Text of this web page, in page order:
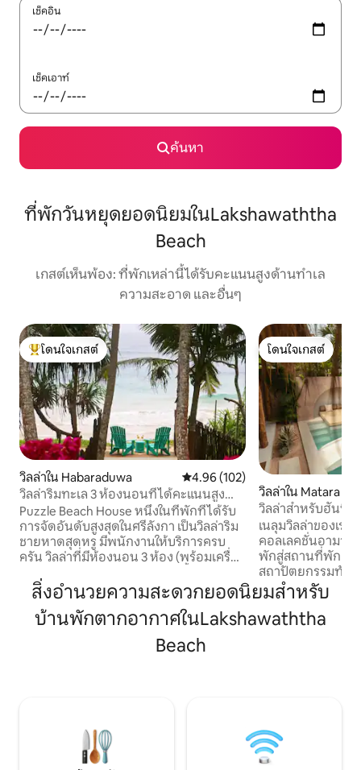
เช็คอิน
เช็คเอาท์
ค้นหา
ที่พักวันหยุดยอดนิยมในLakshawaththa
Beach
เกสต์เห็นพ้อง: ที่พักเหล่านี้ได้รับคะแนนสูงด้านทำเล
ความสะอาด และอื่นๆ
โดนใจเกสต์ที่สุด
โดนใจเกสต์
วิลล่าใน Habaraduwa คะแนนเฉลี่ย 4.96 จาก 5, 102 รีวิว
4.96 (102)
วิลล่าริมทะเล 3 ห้องนอนที่ได้คะแนนสูง
พร้อมเชฟและพนักงาน
Puzzle Beach House หนึ่งในที่พักที่ได้รับ
การจัดอันดับสูงสุดในศรีลังกา เป็นวิลล่าริม
ชายหาดสุดหรู มีพนักงานให้บริการครบ
ครัน วิลล่าที่มีห้องนอน 3 ห้อง (พร้อมเครื่อง
พร้อมอาหารเช้าฟรี ที่พักสุดพิเศษนี้เป็น
หนึ่งในที่พักชั้นนำของ Airbnb ทั่วโลก โดย
ผสมผสานความหรูหราแบบเขตร้อน บริการ
อย่างยิ่งสำหรับครอบครัว เพื่อน หรือคู่รักที่
โดนใจเกสต์
โดนใจเกสต์
วิลล่าใน Matara
วิลล่าสำหรับฮันนีมู
ส่วนตัว - AMARE
เนลุมวิลล่าของเร
คอลเลคชั่นอามาเ
พักสู่สถานที่พักผ่อ
สถาปัตยกรรมทัน
ชีวิตแบบเขตร้อน
รับแรงบันดาลใจจ
ที่หรูหรา โดยมีสระ
สิ่งอำนวยความสะดวกยอดนิยมสำหรับ
บ้านพักตากอากาศในLakshawaththa
Beach